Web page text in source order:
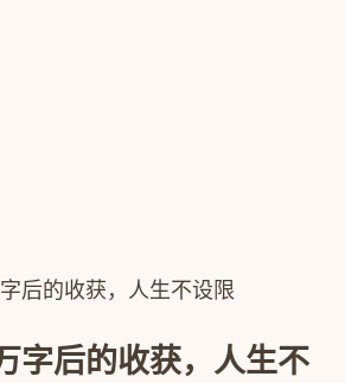
后的收获，人生不设限
字后的收获，人生不